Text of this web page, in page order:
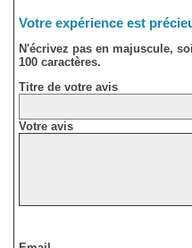
Votre expérience est
N'écrivez pas en majuscule,
100 caractères.
Titre de votre avis
Votre avis